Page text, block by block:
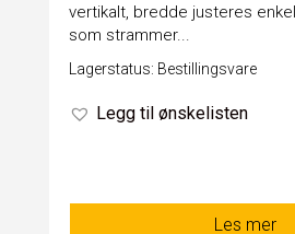
vertikalt, bredde justeres
som strammer...
Lagerstatus: Bestillingsvare
Legg til ønskelisten
Les mer